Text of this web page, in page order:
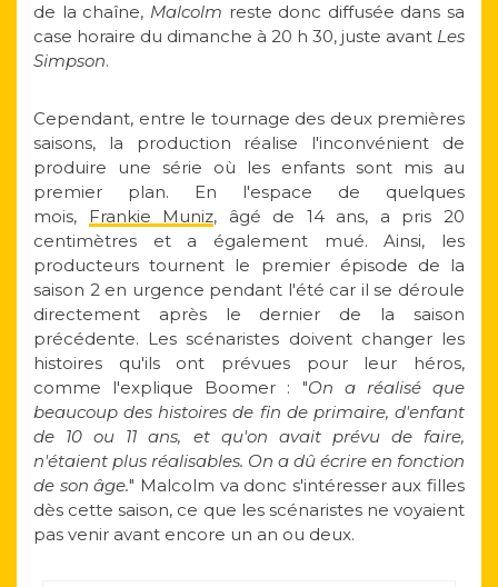
de la chaîne, Malcolm reste donc diffusée dans sa
case horaire du dimanche à 20 h 30, juste avant Les
Simpson.
Cependant, entre le tournage des deux premières
saisons, la production réalise l'inconvénient de
produire une série où les enfants sont mis au
premier plan. En l'espace de quelques
mois, Frankie Muniz, âgé de 14 ans, a pris 20
centimètres et a également mué. Ainsi, les
producteurs tournent le premier épisode de la
saison 2 en urgence pendant l'été car il se déroule
directement après le dernier de la saison
précédente. Les scénaristes doivent changer les
histoires qu'ils ont prévues pour leur héros,
comme l'explique Boomer : "On a réalisé que
beaucoup des histoires de fin de primaire, d'enfant
de 10 ou 11 ans, et qu'on avait prévu de faire,
n'étaient plus réalisables. On a dû écrire en fonction
de son âge." Malcolm va donc s'intéresser aux filles
dès cette saison, ce que les scénaristes ne voyaient
pas venir avant encore un an ou deux.